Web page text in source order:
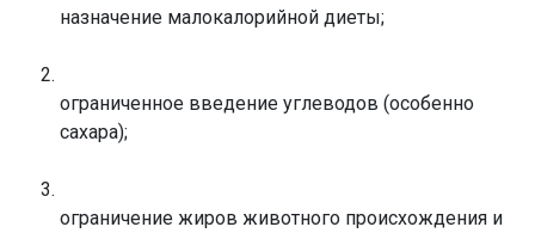
назначение малокалорийной диеты;
ограниченное введение углеводов (особенно
сахара);
ограничение жиров животного происхождения и